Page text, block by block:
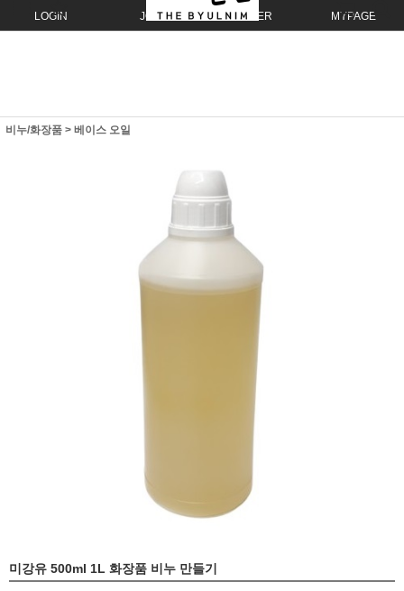
LOGIN JOIN ORDER MYPAGE
비누/화장품 > 베이스 오일
미강유 500ml 1L 화장품 비누 만들기